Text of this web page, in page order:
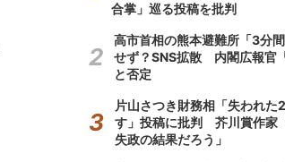
合掌」巡る投稿を批判
高市首相の熊本避難所「3分
せず？SNS拡散 内閣広報官
と否定
片山さつき財務相「失われた
す」投稿に批判 芥川賞作家
失政の結果だろう」